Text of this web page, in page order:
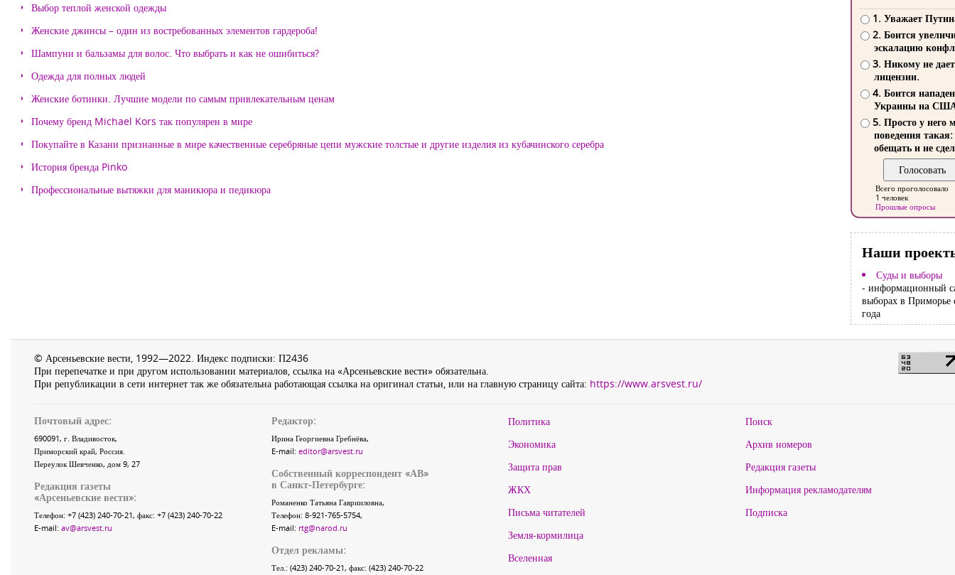
Выбор теплой женской одежды
Женские джинсы – один из востребованных элементов гардероба!
Шампуни и бальзамы для волос. Что выбрать и как не ошибиться?
Одежда для полных людей
Женские ботинки. Лучшие модели по самым привлекательным ценам
Почему бренд Michael Kors так популярен в мире
Покупайте в Казани признанные в мире качественные серебряные цепи мужские толстые и другие изделия из кубачинского серебра
История бренда Pinko
Профессиональные вытяжки для маникюра и педикюра
1. Уважает
2. Боится
эскалацию
3. Никому не
лицензии.
4. Боится
Украины на
5. Просто у него
поведения такая:
обещать и не
Всего проголосовало
1 человек
Прошлые опросы
Наши
Суды и выборы
- информационный
выборах в Приморье
года
© Арсеньевские вести, 1992—2022. Индекс подписки: П2436
При перепечатке и при другом использовании материалов, ссылка на «Арсеньевские вести» обязательна.
При републикации в сети интернет так же обязательна работающая ссылка на оригинал статьи, или на главную страницу сайта: https://www.arsvest.ru/
Почтовый адрес:
690091, г. Владивосток,
Приморский край, Россия.
Переулок Шевченко, дом 9, 27
Редакция газеты
«Арсеньевские вести»:
Телефон: +7 (423) 240-70-21, факс: +7 (423) 240-70-22
E-mail: av@arsvest.ru
Редактор:
Ирина Георгиевна Гребнёва,
E-mail: editor@arsvest.ru
Собственный корреспондент «АВ»
в Санкт-Петербурге:
Романенко Татьяна Гаврииловна,
Телефон: 8-921-765-5754,
E-mail: rtg@narod.ru
Отдел рекламы:
Тел.: (423) 240-70-21, факс: (423) 240-70-22
Политика
Экономика
Защита прав
ЖКХ
Письма читателей
Земля-кормилица
Вселенная
Поиск
Архив номеров
Редакция газеты
Информация рекламодателям
Подписка